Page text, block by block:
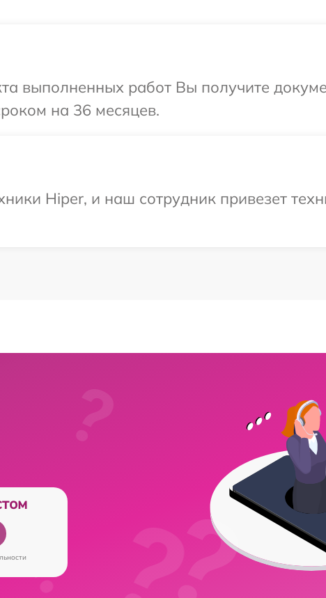
выполненных работ Вы получите
на 36 месяцев.
Hiper, и наш сотрудник привезет